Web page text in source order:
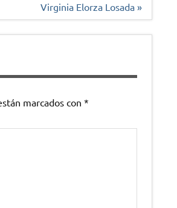
Virginia Elorza Losada »
marcados con *